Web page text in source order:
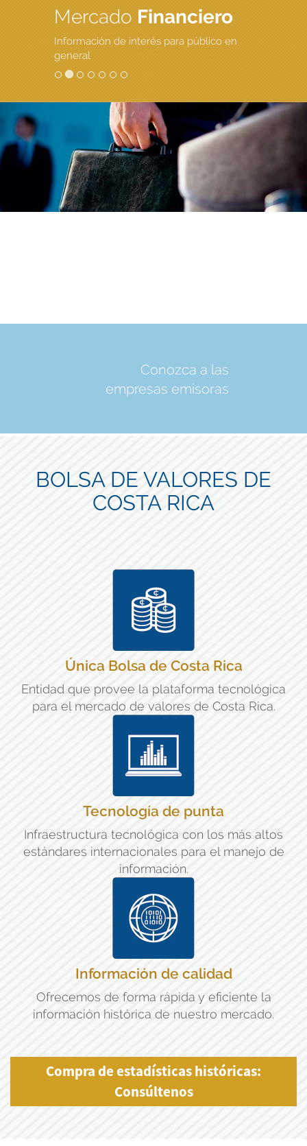
Mercado Financiero
Información de interés para público en
general
Conozca a las
empresas emisoras
BOLSA DE VALORES DE
COSTA RICA
Única Bolsa de Costa Rica
Entidad que provee la plataforma tecnológica
para el mercado de valores de Costa Rica.
Tecnología de punta
Infraestructura tecnológica con los más altos
estándares internacionales para el manejo de
información.
Información de calidad
Ofrecemos de forma rápida y eficiente la
información histórica de nuestro mercado.
Compra de estadísticas históricas:
Consúltenos